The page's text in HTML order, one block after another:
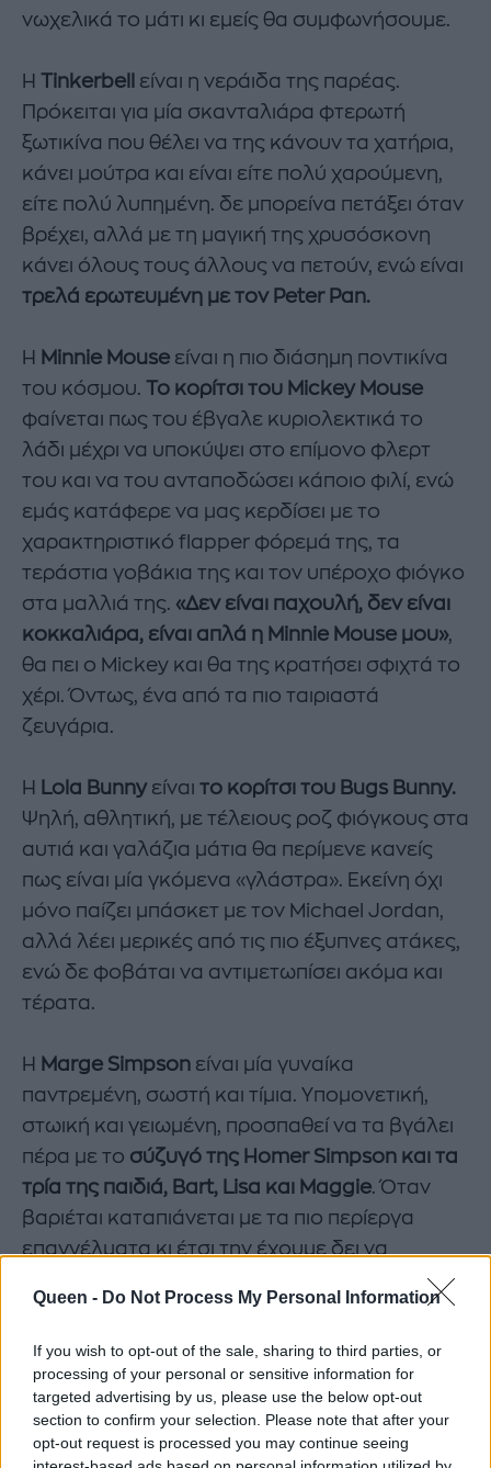
Queen - Do Not Process My Personal Information
If you wish to opt-out of the sale, sharing to third parties, or
processing of your personal or sensitive information for
targeted advertising by us, please use the below opt-out
section to confirm your selection. Please note that after your
opt-out request is processed you may continue seeing
νωχελικά το μάτι κι εμείς θα συμφωνήσουμε.
Η Tinkerbell
είναι η νεράιδα της παρέας.
Πρόκειται για μία σκανταλιάρα φτερωτή
ξωτικίνα που θέλει να της κάνουν τα χατήρια,
κάνει μούτρα και είναι είτε πολύ χαρούμενη,
είτε πολύ λυπημένη. δε μπορείνα πετάξει όταν
βρέχει, αλλά με τη μαγική της χρυσόσκονη
κάνει όλους τους άλλους να πετούν, ενώ είναι
τρελά ερωτευμένη με τον Peter Pan.
Η Minnie Mouse είναι η πιο διάσημη ποντικίνα
του κόσμου. Το κορίτσι του Mickey Mouse
φαίνεται πως του έβγαλε κυριολεκτικά το
λάδι μέχρι να υποκύψει στο επίμονο φλερτ
του και να του ανταποδώσει κάποιο φιλί, ενώ
εμάς κατάφερε να μας κερδίσει με το
χαρακτηριστικό flapper φόρεμά της, τα
τεράστια γοβάκια της και τον υπέροχο φιόγκο
στα μαλλιά της. «Δεν είναι παχουλή, δεν είναι
κοκκαλιάρα, είναι απλά η Minnie Mouse μου»,
θα πει ο Mickey και θα της κρατήσει σφιχτά το
χέρι. Όντως, ένα από τα πιο ταιριαστά
ζευγάρια.
Η Lola Bunny είναι το κορίτσι του Bugs Bunny.
Ψηλή, αθλητική, με τέλειους ροζ φιόγκους στα
αυτιά και γαλάζια μάτια θα περίμενε κανείς
πως είναι μία γκόμενα «γλάστρα». Εκείνη όχι
μόνο παίζει μπάσκετ με τον Michael Jordan,
αλλά λέει μερικές από τις πιο έξυπνες ατάκες,
ενώ δε φοβάται να αντιμετωπίσει ακόμα και
τέρατα.
H Marge Simpson είναι μία γυναίκα
παντρεμένη, σωστή και τίμια. Υπομονετική,
στωική και γειωμένη, προσπαθεί να τα βγάλει
πέρα με το σύζυγό της Homer Simpson και τα
τρία της παιδιά, Bart, Lisa και Maggie. Όταν
βαριέται καταπιάνεται με τα πιο περίεργα
επαγγέλματα κι έτσι την έχουμε δει να
ιδιοκτήτρια καταστήματος pretzel και
υπάλληλο σε φούρνο με πίτες- ερωτικά
βοηθήματα.
Εσάς οι φίλες σας είναι τόσο ενδιαφέρουσες
όσο οι παραπάνω κυρίες;